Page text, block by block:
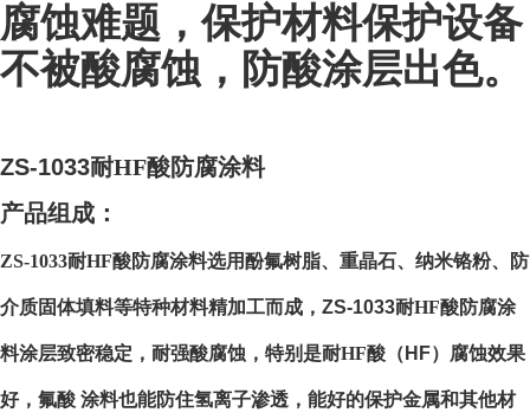
腐蚀难题，保护材料保护设备
不被酸腐蚀，防酸涂层出色。
ZS-1033耐HF酸防腐涂料
产品组成：
ZS-1033耐HF酸防腐涂料选用酚氟树脂、重晶石、纳米铬粉、防
介质固体填料等特种材料精加工而成， ZS-1033耐HF酸防腐涂
料涂层致密稳定，耐强酸腐蚀，特别是耐HF酸（ HF）腐蚀效果
好，氟酸 涂料也能防住氢离子渗透，能好的保护金属和其他材